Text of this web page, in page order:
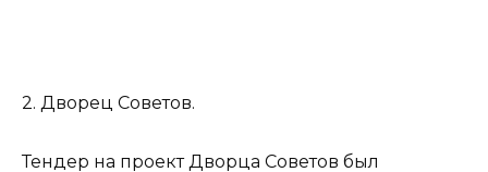
2. Дворец Советов.
Тендер на проект Дворца Советов был